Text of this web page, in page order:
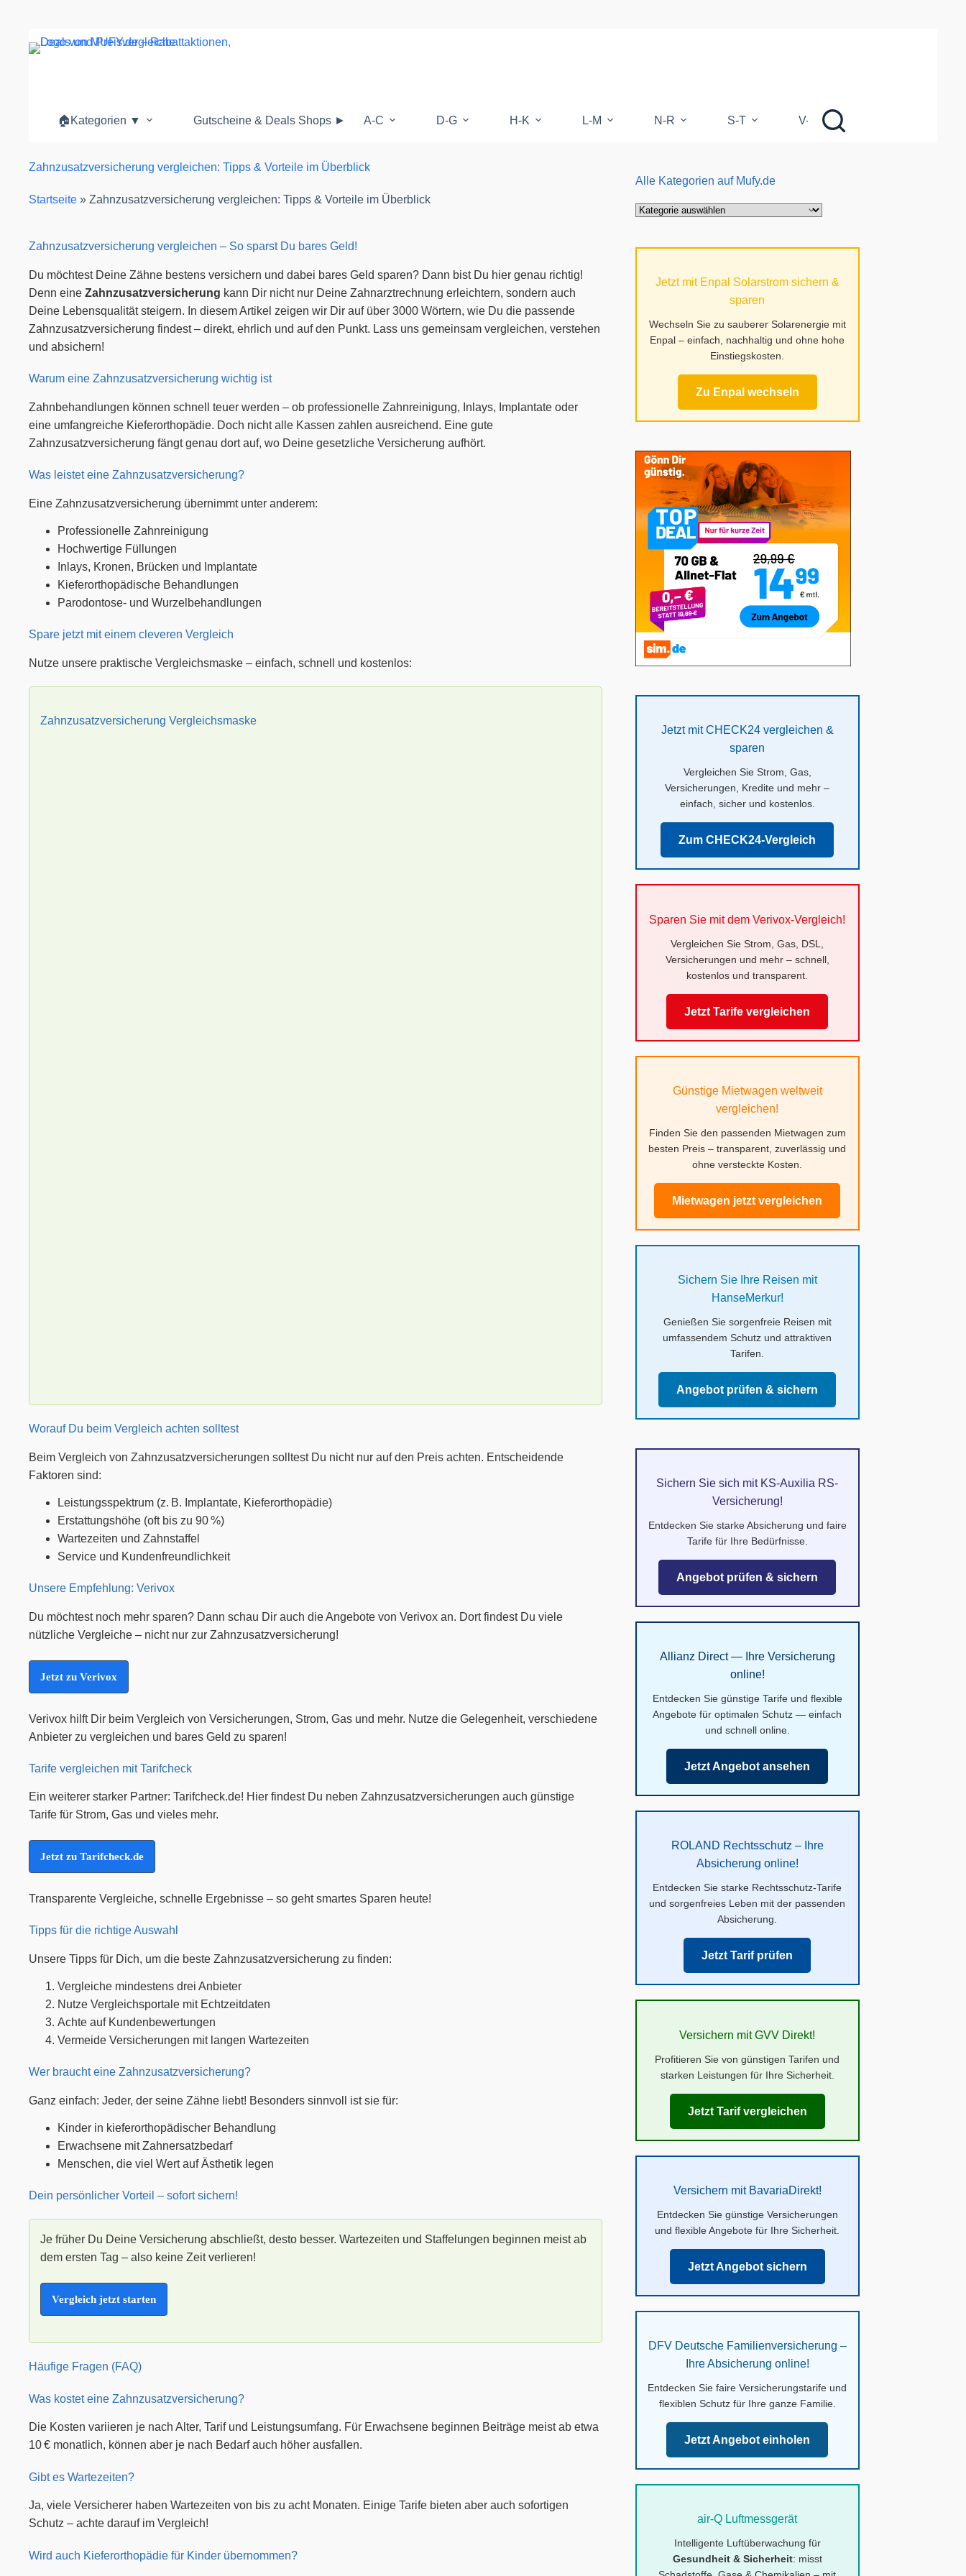
Zum
Inhalt
🏠Kategorien ▼ Gutscheine & Deals Shops ► A-C D-G H-K L-M N-R S-T V-Z
Zahnzusatzversicherung vergleichen: Tipps & Vorteile im Überblick
Startseite » Zahnzusatzversicherung vergleichen: Tipps & Vorteile im Überblick
Zahnzusatzversicherung vergleichen – So sparst Du bares Geld!
Du möchtest Deine Zähne bestens versichern und dabei bares Geld sparen? Dann bist Du hier genau richtig!
Denn eine Zahnzusatzversicherung kann Dir nicht nur Deine Zahnarztrechnung erleichtern, sondern auch
Deine Lebensqualität steigern. In diesem Artikel zeigen wir Dir auf über 3000 Wörtern, wie Du die passende
Zahnzusatzversicherung findest – direkt, ehrlich und auf den Punkt. Lass uns gemeinsam vergleichen, verstehen
und absichern!
Warum eine Zahnzusatzversicherung wichtig ist
Zahnbehandlungen können schnell teuer werden – ob professionelle Zahnreinigung, Inlays, Implantate oder
eine umfangreiche Kieferorthopädie. Doch nicht alle Kassen zahlen ausreichend. Eine gute
Zahnzusatzversicherung fängt genau dort auf, wo Deine gesetzliche Versicherung aufhört.
Was leistet eine Zahnzusatzversicherung?
Eine Zahnzusatzversicherung übernimmt unter anderem:
Professionelle Zahnreinigung
Hochwertige Füllungen
Inlays, Kronen, Brücken und Implantate
Kieferorthopädische Behandlungen
Parodontose- und Wurzelbehandlungen
Spare jetzt mit einem cleveren Vergleich
Nutze unsere praktische Vergleichsmaske – einfach, schnell und kostenlos:
Zahnzusatzversicherung Vergleichsmaske
Worauf Du beim Vergleich achten solltest
Beim Vergleich von Zahnzusatzversicherungen solltest Du nicht nur auf den Preis achten. Entscheidende
Faktoren sind:
Leistungsspektrum (z. B. Implantate, Kieferorthopädie)
Erstattungshöhe (oft bis zu 90 %)
Wartezeiten und Zahnstaffel
Service und Kundenfreundlichkeit
Unsere Empfehlung: Verivox
Du möchtest noch mehr sparen? Dann schau Dir auch die Angebote von Verivox an. Dort findest Du viele
nützliche Vergleiche – nicht nur zur Zahnzusatzversicherung!
Jetzt zu Verivox
Verivox hilft Dir beim Vergleich von Versicherungen, Strom, Gas und mehr. Nutze die Gelegenheit, verschiedene
Anbieter zu vergleichen und bares Geld zu sparen!
Tarife vergleichen mit Tarifcheck
Ein weiterer starker Partner: Tarifcheck.de! Hier findest Du neben Zahnzusatzversicherungen auch günstige
Tarife für Strom, Gas und vieles mehr.
Jetzt zu Tarifcheck.de
Transparente Vergleiche, schnelle Ergebnisse – so geht smartes Sparen heute!
Tipps für die richtige Auswahl
Unsere Tipps für Dich, um die beste Zahnzusatzversicherung zu finden:
Vergleiche mindestens drei Anbieter
Nutze Vergleichsportale mit Echtzeitdaten
Achte auf Kundenbewertungen
Vermeide Versicherungen mit langen Wartezeiten
Wer braucht eine Zahnzusatzversicherung?
Ganz einfach: Jeder, der seine Zähne liebt! Besonders sinnvoll ist sie für:
Kinder in kieferorthopädischer Behandlung
Erwachsene mit Zahnersatzbedarf
Menschen, die viel Wert auf Ästhetik legen
Dein persönlicher Vorteil – sofort sichern!
Je früher Du Deine Versicherung abschließt, desto besser. Wartezeiten und Staffelungen beginnen meist ab
dem ersten Tag – also keine Zeit verlieren!
Vergleich jetzt starten
Häufige Fragen (FAQ)
Was kostet eine Zahnzusatzversicherung?
Die Kosten variieren je nach Alter, Tarif und Leistungsumfang. Für Erwachsene beginnen Beiträge meist ab etwa
10 € monatlich, können aber je nach Bedarf auch höher ausfallen.
Gibt es Wartezeiten?
Ja, viele Versicherer haben Wartezeiten von bis zu acht Monaten. Einige Tarife bieten aber auch sofortigen
Schutz – achte darauf im Vergleich!
Wird auch Kieferorthopädie für Kinder übernommen?
Alle Kategorien auf Mufy.de
Alle
Jetzt mit Enpal Solarstrom sichern &
sparen
Wechseln Sie zu sauberer Solarenergie mit
Enpal – einfach, nachhaltig und ohne hohe
Einstiegskosten.
Zu Enpal wechseln
Jetzt mit CHECK24 vergleichen &
sparen
Vergleichen Sie Strom, Gas,
Versicherungen, Kredite und mehr –
einfach, sicher und kostenlos.
Zum CHECK24-Vergleich
Sparen Sie mit dem Verivox-Vergleich!
Vergleichen Sie Strom, Gas, DSL,
Versicherungen und mehr – schnell,
kostenlos und transparent.
Jetzt Tarife vergleichen
Günstige Mietwagen weltweit
vergleichen!
Finden Sie den passenden Mietwagen zum
besten Preis – transparent, zuverlässig und
ohne versteckte Kosten.
Mietwagen jetzt vergleichen
Sichern Sie Ihre Reisen mit
HanseMerkur!
Genießen Sie sorgenfreie Reisen mit
umfassendem Schutz und attraktiven
Tarifen.
Angebot prüfen & sichern
Sichern Sie sich mit KS-Auxilia RS-
Versicherung!
Entdecken Sie starke Absicherung und faire
Tarife für Ihre Bedürfnisse.
Angebot prüfen & sichern
Allianz Direct — Ihre Versicherung
online!
Entdecken Sie günstige Tarife und flexible
Angebote für optimalen Schutz — einfach
und schnell online.
Jetzt Angebot ansehen
ROLAND Rechtsschutz – Ihre
Absicherung online!
Entdecken Sie starke Rechtsschutz-Tarife
und sorgenfreies Leben mit der passenden
Absicherung.
Jetzt Tarif prüfen
Versichern mit GVV Direkt!
Profitieren Sie von günstigen Tarifen und
starken Leistungen für Ihre Sicherheit.
Jetzt Tarif vergleichen
Versichern mit BavariaDirekt!
Entdecken Sie günstige Versicherungen
und flexible Angebote für Ihre Sicherheit.
Jetzt Angebot sichern
DFV Deutsche Familienversicherung –
Ihre Absicherung online!
Entdecken Sie faire Versicherungstarife und
flexiblen Schutz für Ihre ganze Familie.
Jetzt Angebot einholen
air-Q Luftmessgerät
Intelligente Luftüberwachung für
Gesundheit & Sicherheit: misst